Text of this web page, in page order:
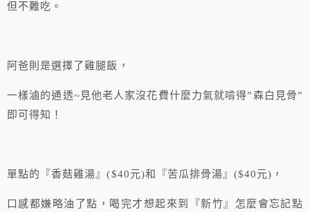
但不難吃。
阿爸則是選擇了雞腿飯，
一樣滷的通透~見他老人家沒花費什麼力氣就啃得”森白見骨”
即可得知！
單點的『香菇雞湯』($40元)和『苦瓜排骨湯』($40元)，
口感都嫌略油了點，喝完才想起來到『新竹』怎麼會忘記點